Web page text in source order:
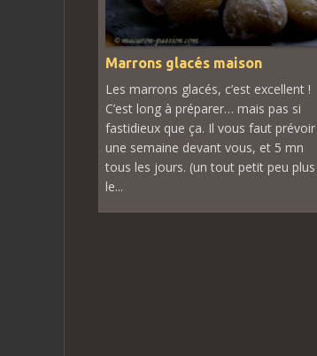
Marrons glacés maison
Les marrons glacés, c’est excellent !
C’est long à préparer… mais pas si
fastidieux que ça. Il vous faut prévoir
une semaine devant vous, et 5 mn
tous les jours. (un tout petit peu plus
le...